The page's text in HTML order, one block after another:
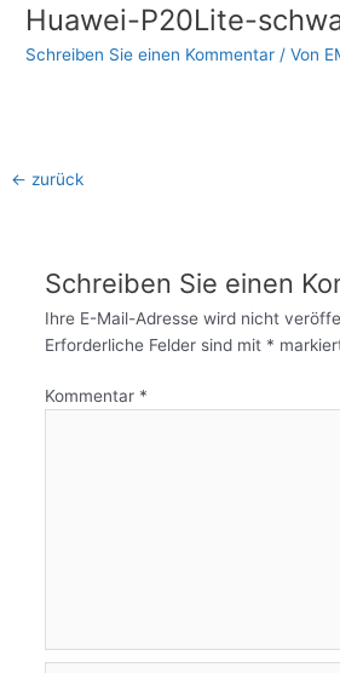
Huawei-P20Lite-
Schreiben Sie einen Kommentar / Von
← zurück
Schreiben Sie einen
Ihre E-Mail-Adresse wird nicht
Erforderliche Felder sind mit *
Kommentar *